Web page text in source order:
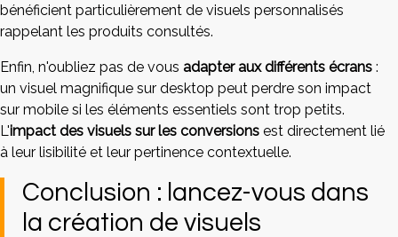
bénéficient particulièrement de visuels personnalisés
rappelant les produits consultés.
Enfin, n'oubliez pas de vous adapter aux différents écrans :
un visuel magnifique sur desktop peut perdre son impact
sur mobile si les éléments essentiels sont trop petits.
L'impact des visuels sur les conversions est directement lié
à leur lisibilité et leur pertinence contextuelle.
Conclusion : lancez-vous dans
la création de visuels